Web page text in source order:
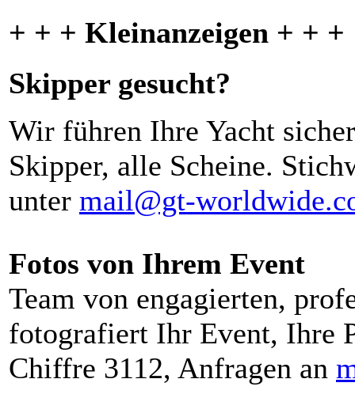
+ + + Kleinanzeigen + + +
Skipper gesucht?
Wir führen Ihre Yacht
Skipper, alle Scheine.
unter mail@gt-
Fotos von Ihrem Event
Team von engagierten,
fotografiert Ihr Event, Ihre
Chiffre 3112, Anfragen an